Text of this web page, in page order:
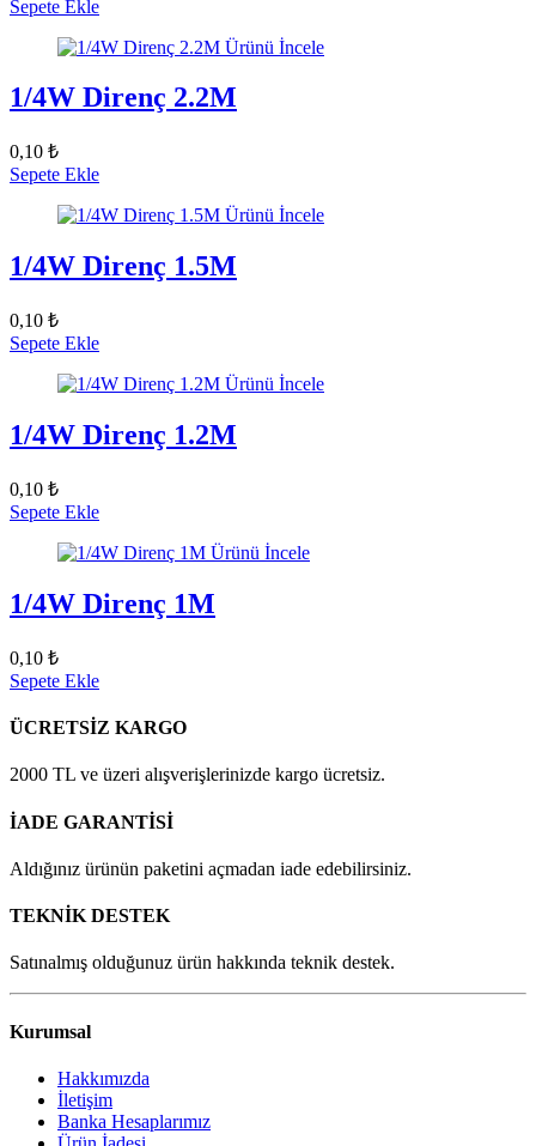
Sepete Ekle
Ürünü İncele
1/4W Direnç 2.2M
0,10 ₺
Sepete Ekle
Ürünü İncele
1/4W Direnç 1.5M
0,10 ₺
Sepete Ekle
Ürünü İncele
1/4W Direnç 1.2M
0,10 ₺
Sepete Ekle
Ürünü İncele
1/4W Direnç 1M
0,10 ₺
Sepete Ekle
ÜCRETSİZ KARGO
2000 TL ve üzeri alışverişlerinizde kargo ücretsiz.
İADE GARANTİSİ
Aldığınız ürünün paketini açmadan iade edebilirsiniz.
TEKNİK DESTEK
Satınalmış olduğunuz ürün hakkında teknik destek.
Kurumsal
Hakkımızda
İletişim
Banka Hesaplarımız